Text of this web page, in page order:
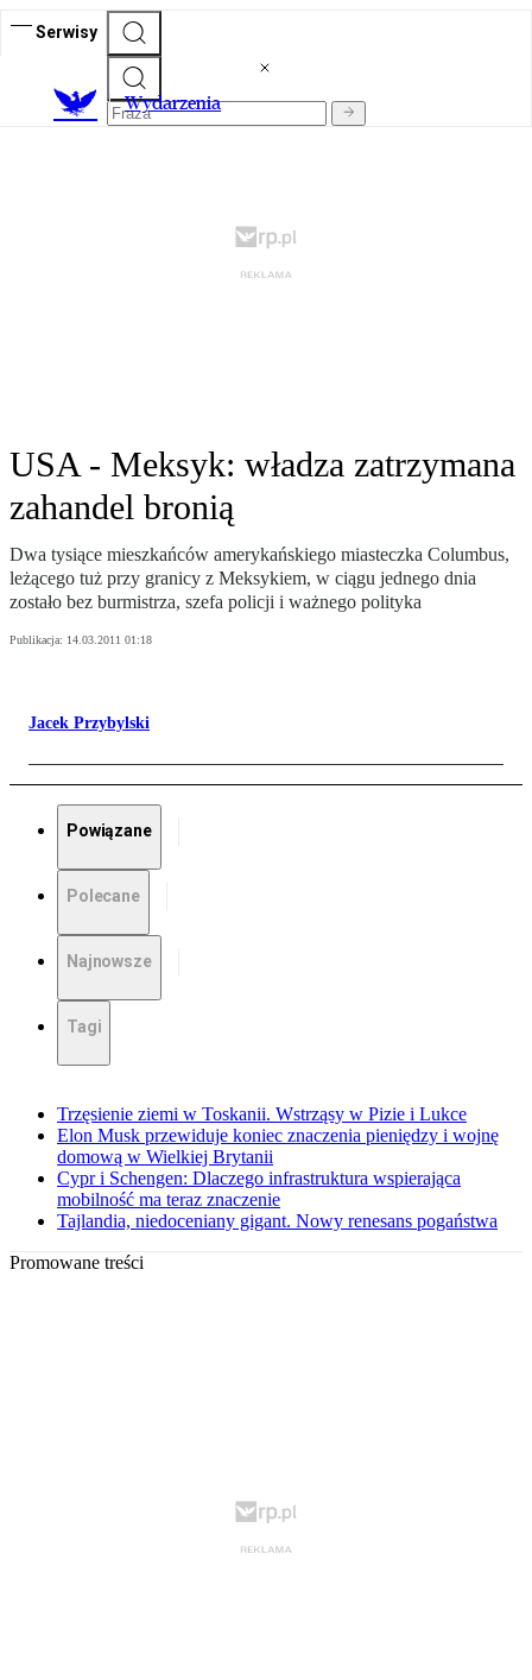
Serwisy
Wydarzenia
USA - Meksyk: władza zatrzymana
zahandel bronią
Dwa tysiące mieszkańców amerykańskiego miasteczka Columbus,
leżącego tuż przy granicy z Meksykiem, w ciągu jednego dnia
zostało bez burmistrza, szefa policji i ważnego polityka
Publikacja: 14.03.2011 01:18
Jacek Przybylski
Powiązane
Polecane
Najnowsze
Tagi
Trzęsienie ziemi w Toskanii. Wstrząsy w Pizie i Lukce
Elon Musk przewiduje koniec znaczenia pieniędzy i wojnę
domową w Wielkiej Brytanii
Cypr i Schengen: Dlaczego infrastruktura wspierająca
mobilność ma teraz znaczenie
Tajlandia, niedoceniany gigant. Nowy renesans pogaństwa
Promowane treści